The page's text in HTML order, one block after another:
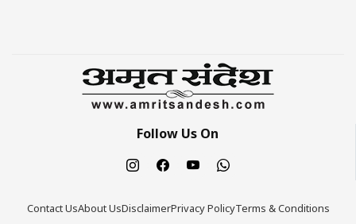
Follow Us On
Contact UsAbout UsDisclaimerPrivacy PolicyTerms & Conditions